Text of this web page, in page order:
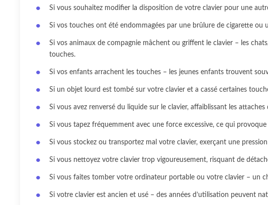
Si vous souhaitez modifier la disposition de votre clavier pour une
Si vos touches ont été endommagées par une brûlure de cigarette ou
Si vos animaux de compagnie mâchent ou griffent le clavier – les
touches.
Si vos enfants arrachent les touches – les jeunes enfants trouvent
Si un objet lourd est tombé sur votre clavier et a cassé certaines
Si vous avez renversé du liquide sur le clavier, affaiblissant les
Si vous tapez fréquemment avec une force excessive, ce qui
Si vous stockez ou transportez mal votre clavier, exerçant une
Si vous nettoyez votre clavier trop vigoureusement, risquant de
Si vous faites tomber votre ordinateur portable ou votre clavier – un
Si votre clavier est ancien et usé – des années d’utilisation peuvent